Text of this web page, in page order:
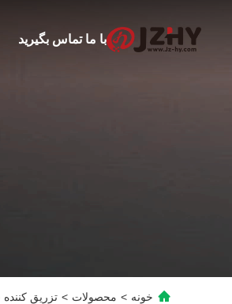
با ما تماس بگیرید
خونه > محصولات > تزریق کننده